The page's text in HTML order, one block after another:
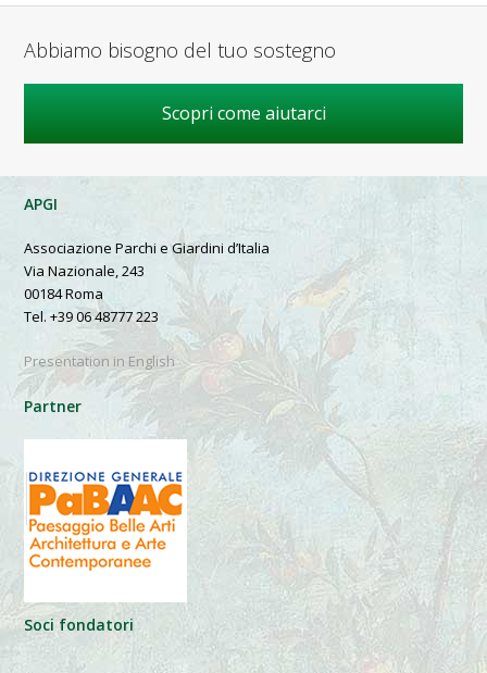
Abbiamo bisogno del tuo sostegno
Scopri come aiutarci
APGI
Associazione Parchi e Giardini d’Italia
Via Nazionale, 243
00184 Roma
Tel. +39 06 48777 223
Presentation in English
Partner
Soci fondatori